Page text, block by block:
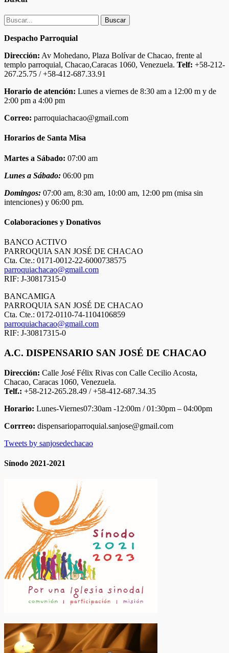
Buscar:
Despacho Parroquial
Dirección: Av Mohedano, Plaza Bolívar de Chacao, frente al
templo parroquial, Chacao,Caracas 1060, Venezuela. Telf: +58-212-
267.25.75 / +58-412-687.33.91
Horario de atención: Lunes a viernes de 8:30 am a 12:00 m y de
2:00 pm a 4:00 pm
Correo: parroquiachacao@gmail.com
Horarios de Santa Misa
Martes a Sábado: 07:00 am
Lunes a Sábado: 06:00 pm
Domingos: 07:00 am, 8:30 am, 10:00 am, 12:00 pm (misa sin
intenciones) y 06:00 pm.
Colaboraciones y Donativos
BANCO ACTIVO
PARROQUIA SAN JOSÉ DE CHACAO
Cta. Cte.: 0171-0012-22-6000738575
parroquiachacao@gmail.com
RIF: J-30817315-0
BANCAMIGA
PARROQUIA SAN JOSÉ DE CHACAO
Cta. Cte.: 0172-0110-74-1104106859
parroquiachacao@gmail.com
RIF: J-30817315-0
A.C. DISPENSARIO SAN JOSÉ DE CHACAO
Dirección: Calle José Félix Rivas con Calle Cecilio Acosta,
Chacao, Caracas 1060, Venezuela.
Telf.: +58-212-265.28.49 / +58-412-687.34.35
Horario: Lunes-Viernes07:30am -12:00m / 01:30pm – 04:00pm
Corrreo: dispensarioparroquial.sanjose@gmail.com
Tweets by sanjosedechacao
Sínodo 2021-2021